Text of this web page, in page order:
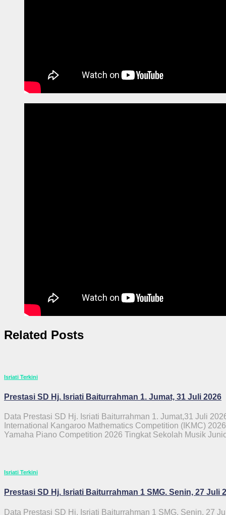
Related Posts
Isriati Terkini
Prestasi SD Hj. Isriati Baiturrahman 1. Jumat, 31 Juli 2026
Data Prestasi SD Hj. Isriati Baiturrahman 1. Jumat,31 Juli
International Kangaroo Mathematics Competition (IKMC)
Yamaha Piano Competition 2026 Tingkat Sekolah Musik
Isriati Terkini
Prestasi SD Hj. Isriati Baiturrahman 1 SMG. Senin, 27 Juli
Data Prestasi SD Hj. Isriati Baiturrahman 1 SMG, Senin, 27